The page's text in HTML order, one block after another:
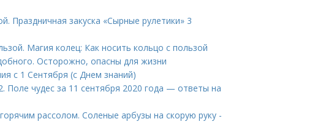
Праздничная закуска «Сырные рулетики» 3
Магия колец: Как носить кольцо с пользой
Осторожно, опасны для жизни
с 1 Сентября (с Днем знаний)
Поле чудес за 11 сентября 2020 года — ответы на
рассолом. Соленые арбузы на скорую руку -